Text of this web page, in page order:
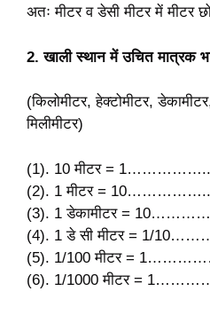
अतः मीटर व डेसी मीटर में मीटर
2. खाली स्थान में उचित मात्रक
(किलोमीटर, हेक्टोमीटर,
मिलीमीटर)
(1). 10 मीटर = 1……………..
(2). 1 मीटर = 10……………..
(3). 1 डेकामीटर =
(4). 1 डे सी मीटर = 1/
(5). 1/100 मीटर =
(6). 1/1000 मीटर =